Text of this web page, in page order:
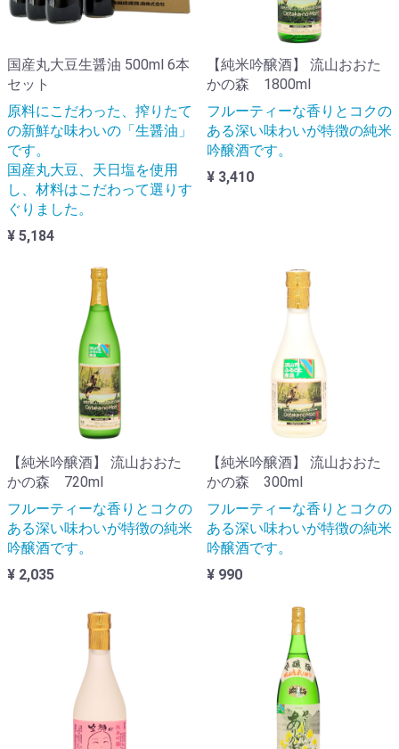
国産丸大豆生醤油 500ml 6本
セット
原料にこだわった、搾りたて
の新鮮な味わいの「生醤油」
です。
国産丸大豆、天日塩を使用
し、材料はこだわって選りす
ぐりました。
¥ 5,184
【純米吟醸酒】 流山おおた
かの森 1800ml
フルーティーな香りとコクの
ある深い味わいが特徴の純米
吟醸酒です。
¥ 3,410
【純米吟醸酒】 流山おおた
かの森 720ml
フルーティーな香りとコクの
ある深い味わいが特徴の純米
吟醸酒です。
¥ 2,035
【純米吟醸酒】 流山おおた
かの森 300ml
フルーティーな香りとコクの
ある深い味わいが特徴の純米
吟醸酒です。
¥ 990